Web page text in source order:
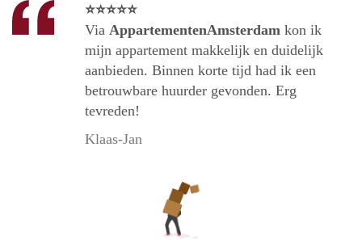
⭐⭐⭐⭐⭐
Via AppartementenAmsterdam kon ik
mijn appartement makkelijk en duidelijk
aanbieden. Binnen korte tijd had ik een
betrouwbare huurder gevonden. Erg
tevreden!
Klaas-Jan